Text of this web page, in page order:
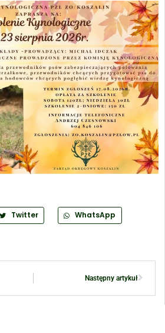
Twitter WhatsApp
Następny artykuł